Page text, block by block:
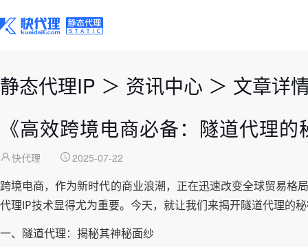
静态代理IP ＞ 资讯中心 ＞ 文章详
《高效跨境电商必备：隧道代理
快代理 2025-07-22
跨境电商，作为新时代的商业浪潮，正在迅速改变全球贸易格
代理IP技术显得尤为重要。今天，就让我们来揭开隧道代理的
一、隧道代理：揭秘其神秘面纱